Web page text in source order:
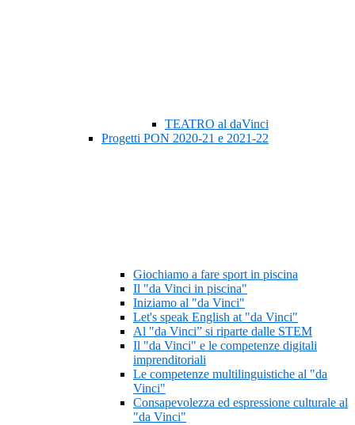
TEATRO al daVinci
Progetti PON 2020-21 e 2021-22
Giochiamo a fare sport in piscina
Il "da Vinci in piscina"
Iniziamo al "da Vinci"
Let's speak English at "da Vinci"
Al "da Vinci” si riparte dalle STEM
Il "da Vinci" e le competenze digitali
imprenditoriali
Le competenze multilinguistiche al "da
Vinci"
Consapevolezza ed espressione culturale al
"da Vinci"